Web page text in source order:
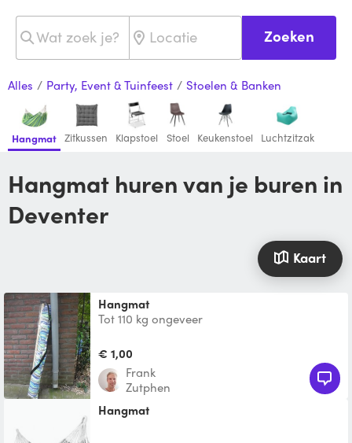
Zoeken
Alles / Party, Event & Tuinfeest / Stoelen & Banken
Hangmat Zitkussen Klapstoel Stoel Keukenstoel Luchtzitzak
Hangmat huren van je buren in
Deventer
Kaart
hangmat
Tot 110 kg ongeveer
€ 1,00
Frank
Zutphen
hangmat